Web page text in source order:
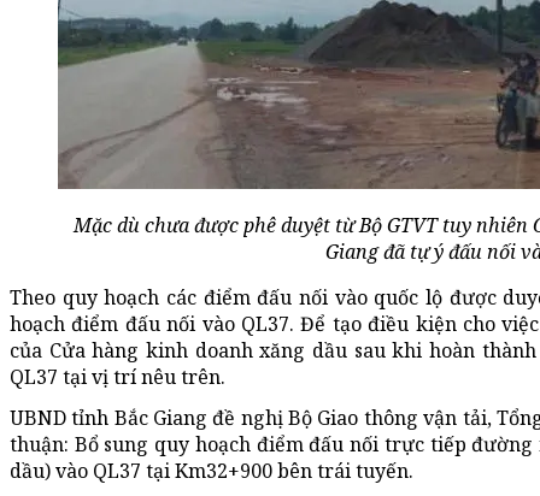
Mặc dù chưa được phê duyệt từ Bộ GTVT tuy
Giang đã tự ý đấu nối
Theo quy hoạch các điểm đấu nối vào quốc lộ được
hoạch điểm đấu nối vào QL37. Để tạo điều kiện cho
của Cửa hàng kinh doanh xăng dầu sau khi hoàn
QL37 tại vị trí nêu trên.
UBND tỉnh Bắc Giang đề nghị Bộ Giao thông vận tải,
thuận: Bổ sung quy hoạch điểm đấu nối trực tiếp
dầu) vào QL37 tại Km32+900 bên trái tuyến.